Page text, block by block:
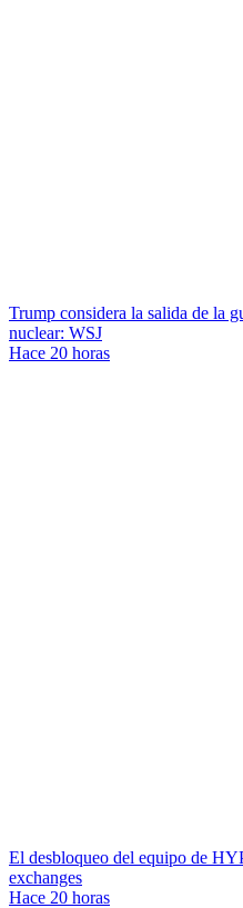
Trump considera la salida de la
nuclear: WSJ
Hace 20 horas
El desbloqueo del equipo de
exchanges
Hace 20 horas